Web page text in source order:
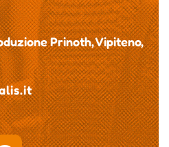
Prinoth, Vipiteno,